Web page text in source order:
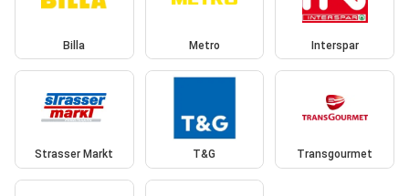
Billa Metro Interspar
Strasser Markt T&G Transgourmet